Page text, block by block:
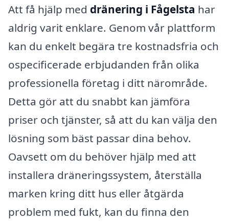
Att få hjälp med dränering i Fågelsta har
aldrig varit enklare. Genom vår plattform
kan du enkelt begära tre kostnadsfria och
ospecificerade erbjudanden från olika
professionella företag i ditt närområde.
Detta gör att du snabbt kan jämföra
priser och tjänster, så att du kan välja den
lösning som bäst passar dina behov.
Oavsett om du behöver hjälp med att
installera dräneringssystem, återställa
marken kring ditt hus eller åtgärda
problem med fukt, kan du finna den